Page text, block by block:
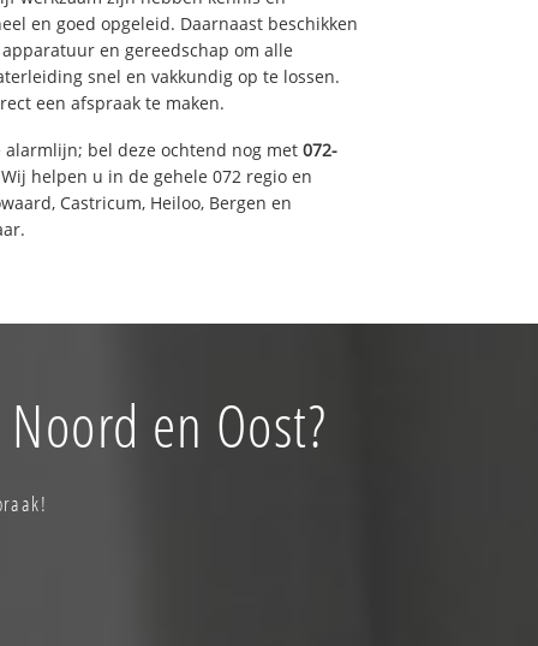
en goed opgeleid. Daarnaast beschikken
en gereedschap om alle
snel en vakkundig op te lossen.
een afspraak te maken.
bel deze ochtend nog met 072-
helpen u in de gehele 072 regio en
Castricum, Heiloo, Bergen en
en Oost?